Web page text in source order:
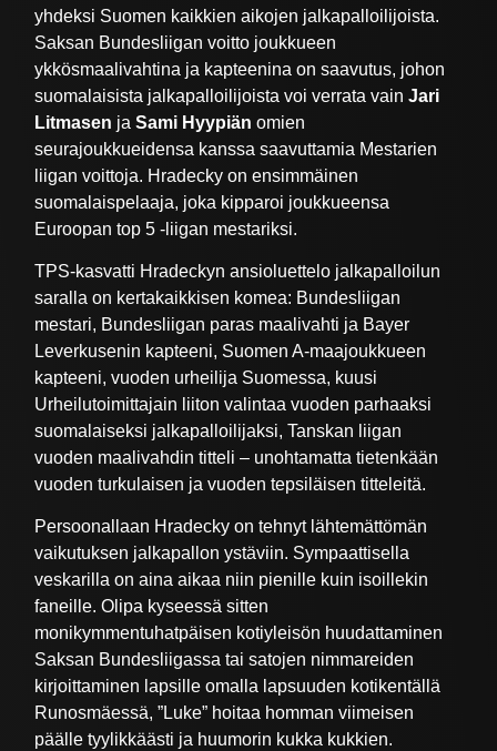
yhdeksi Suomen kaikkien aikojen jalkapalloilijoista.
Saksan Bundesliigan voitto joukkueen
ykkösmaalivahtina ja kapteenina on saavutus, johon
suomalaisista jalkapalloilijoista voi verrata vainJari
Litmasen jaSami Hyypiän omien
seurajoukkueidensa kanssa saavuttamia Mestarien
liigan voittoja. Hradecky on ensimmäinen
suomalaispelaaja, joka kipparoi joukkueensa
Euroopan top 5 -liigan mestariksi.
TPS-kasvatti Hradeckyn ansioluettelo jalkapalloilun
saralla on kertakaikkisen komea: Bundesliigan
mestari, Bundesliigan paras maalivahti ja Bayer
Leverkusenin kapteeni, Suomen A-maajoukkueen
kapteeni, vuoden urheilija Suomessa, kuusi
Urheilutoimittajain liiton valintaa vuoden parhaaksi
suomalaiseksi jalkapalloilijaksi, Tanskan liigan
vuoden maalivahdin titteli – unohtamatta tietenkään
vuoden turkulaisen ja vuoden tepsiläisen titteleitä.
Persoonallaan Hradecky on tehnyt lähtemättömän
vaikutuksen jalkapallon ystäviin. Sympaattisella
veskarilla on aina aikaa niin pienille kuin isoillekin
faneille. Olipa kyseessä sitten
monikymmentuhatpäisen kotiyleisön huudattaminen
Saksan Bundesliigassa tai satojen nimmareiden
kirjoittaminen lapsille omalla lapsuuden kotikentällä
Runosmäessä, ”Luke” hoitaa homman viimeisen
päälle tyylikkäästi ja huumorin kukka kukkien.